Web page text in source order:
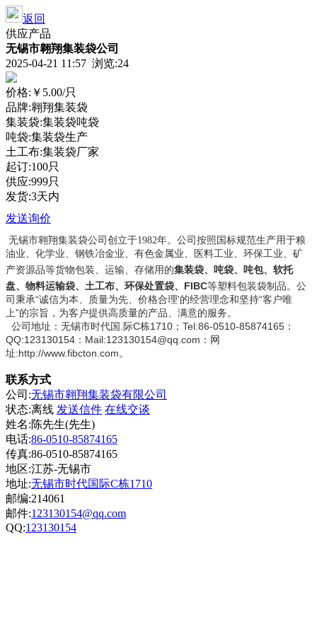
返回
供应产品
无锡市翱翔集装袋公司
2025-04-21 11:57 浏览:24
价格: ￥5.00/只
品牌:翱翔集装袋
集装袋:集装袋吨袋
吨袋:集装袋生产
土工布:集装袋厂家
起订:100只
供应:999只
发货:3天内
发送询价
无锡市翱翔集装袋公司创立于1982年。公司按照国标规范生产用于粮
油业、化学业、钢铁冶金业、有色金属业、医料工业、环保工业、矿
产资源品等货物包装、运输、存储用的集装袋、吨袋、吨包、软托
盘、物料运输袋、土工布、环保处置袋、FIBC等塑料包装袋制品。公
司秉承“诚信为本、质量为先、价格合理'的经营理念和坚持“客户唯
上”的宗旨，为客户提供高质量的产品、满意的服务。
公司地址：无锡市时代国.际C栋1710；Tel:86-0510-85874165：
QQ:123130154：Mail:123130154@qq.com：网
址:http://www.fibcton.com。
联系方式
公司:无锡市翱翔集装袋有限公司
状态:离线 发送信件 在线交谈
姓名:陈先生(先生)
电话:86-0510-85874165
传真:86-0510-85874165
地区:江苏-无锡市
地址:无锡市时代国际C栋1710
邮编:214061
邮件:123130154@qq.com
QQ:123130154